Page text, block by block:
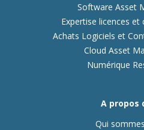
Software Asset
Expertise licences
Achats Logiciels et
Cloud Asset
Numérique
A propos
Qui